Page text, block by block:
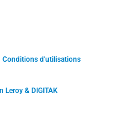
Conditions d'utilisations
Leroy & DIGITAK